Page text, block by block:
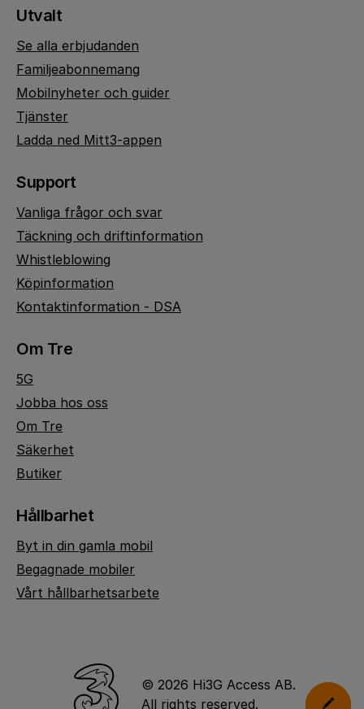
Utvalt
Se alla erbjudanden
Familjeabonnemang
Mobilnyheter och guider
Tjänster
Ladda ned Mitt3-appen
Support
Vanliga frågor och svar
Täckning och driftinformation
Whistleblowing
Köpinformation
Kontaktinformation - DSA
Om Tre
5G
Jobba hos oss
Om Tre
Säkerhet
Butiker
Hållbarhet
Byt in din gamla mobil
Begagnade mobiler
Vårt hållbarhetsarbete
© 2026 Hi3G Access AB.
All rights reserved.